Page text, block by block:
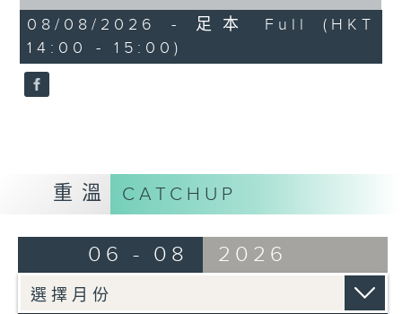
52
minutes,
55
seconds
08/08/2026 - 足本 Full (HKT
14:00 - 15:00)
重溫 CATCHUP
06 - 08 2026